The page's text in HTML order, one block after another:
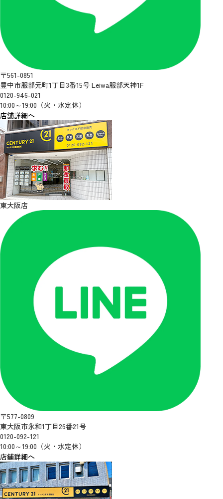
〒561-0851
豊中市服部元町1丁目3番15号 Leiwa服部天神1F
0120-946-021
10:00～19:00（火・水定休）
店舗詳細へ
東大阪店
〒577-0809
東大阪市永和1丁目26番21号
0120-092-121
10:00～19:00（火・水定休）
店舗詳細へ